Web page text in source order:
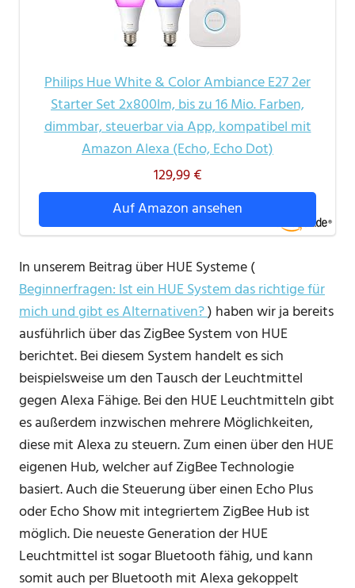
Philips Hue White & Color Ambiance E27 2er
Starter Set 2x800lm, bis zu 16 Mio. Farben,
dimmbar, steuerbar via App, kompatibel mit
Amazon Alexa (Echo, Echo Dot)
129,99 €
Auf Amazon ansehen
In unserem Beitrag über HUE Systeme (
Beginnerfragen: Ist ein HUE System das richtige für
mich und gibt es Alternativen?) haben wir ja bereits
ausführlich über das ZigBee System von HUE
berichtet. Bei diesem System handelt es sich
beispielsweise um den Tausch der Leuchtmittel
gegen Alexa Fähige. Bei den HUE Leuchtmitteln gibt
es außerdem inzwischen mehrere Möglichkeiten,
diese mit Alexa zu steuern. Zum einen über den HUE
eigenen Hub, welcher auf ZigBee Technologie
basiert. Auch die Steuerung über einen Echo Plus
oder Echo Show mit integriertem ZigBee Hub ist
möglich. Die neueste Generation der HUE
Leuchtmittel ist sogar Bluetooth fähig, und kann
somit auch per Bluetooth mit Alexa gekoppelt